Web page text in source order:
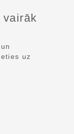
vairāk
uz